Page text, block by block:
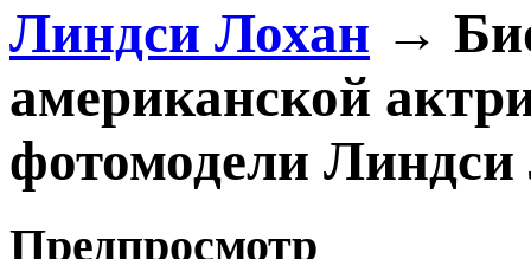
Линдси Лохан →
американской
фотомодели Линдси
Предпросмотр